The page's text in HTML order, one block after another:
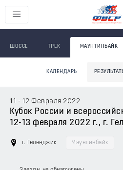
ШОССЕ ТРЕК МАУНТИНБАЙК
КАЛЕНДАРЬ
11 - 12 Февраля 2022
Кубок России и
12-13 февраля 2022 г., г.
г. Геленджик Маунтинбайк